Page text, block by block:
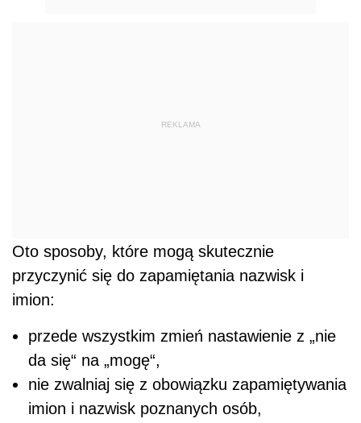
REKLAMA
Oto sposoby, które mogą skutecznie
przyczynić się do zapamiętania nazwisk i
imion:
przede wszystkim zmień nastawienie z „nie
da się“ na „mogę“,
nie zwalniaj się z obowiązku zapamiętywania
imion i nazwisk poznanych osób,